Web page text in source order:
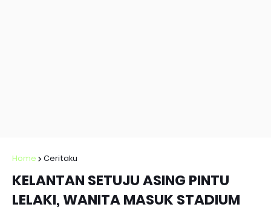
Home Ceritaku
KELANTAN SETUJU ASING PINTU
LELAKI, WANITA MASUK STADIUM